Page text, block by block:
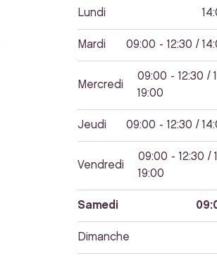
Lundi
Mardi 09:00 - 12:30 /
Mercredi
09:00 - 12:30 /
19:00
Jeudi 09:00 - 12:30 /
Vendredi
09:00 - 12:30 /
19:00
Samedi
Dimanche